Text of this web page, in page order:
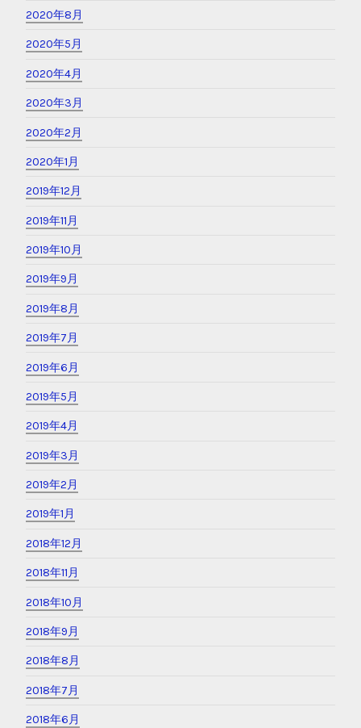
2020年8月
2020年5月
2020年4月
2020年3月
2020年2月
2020年1月
2019年12月
2019年11月
2019年10月
2019年9月
2019年8月
2019年7月
2019年6月
2019年5月
2019年4月
2019年3月
2019年2月
2019年1月
2018年12月
2018年11月
2018年10月
2018年9月
2018年8月
2018年7月
2018年6月